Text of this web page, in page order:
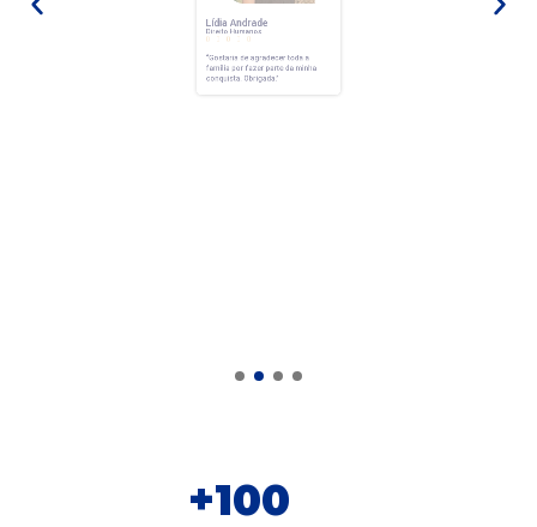
Lídia Andrade
Direito Humanos

+100